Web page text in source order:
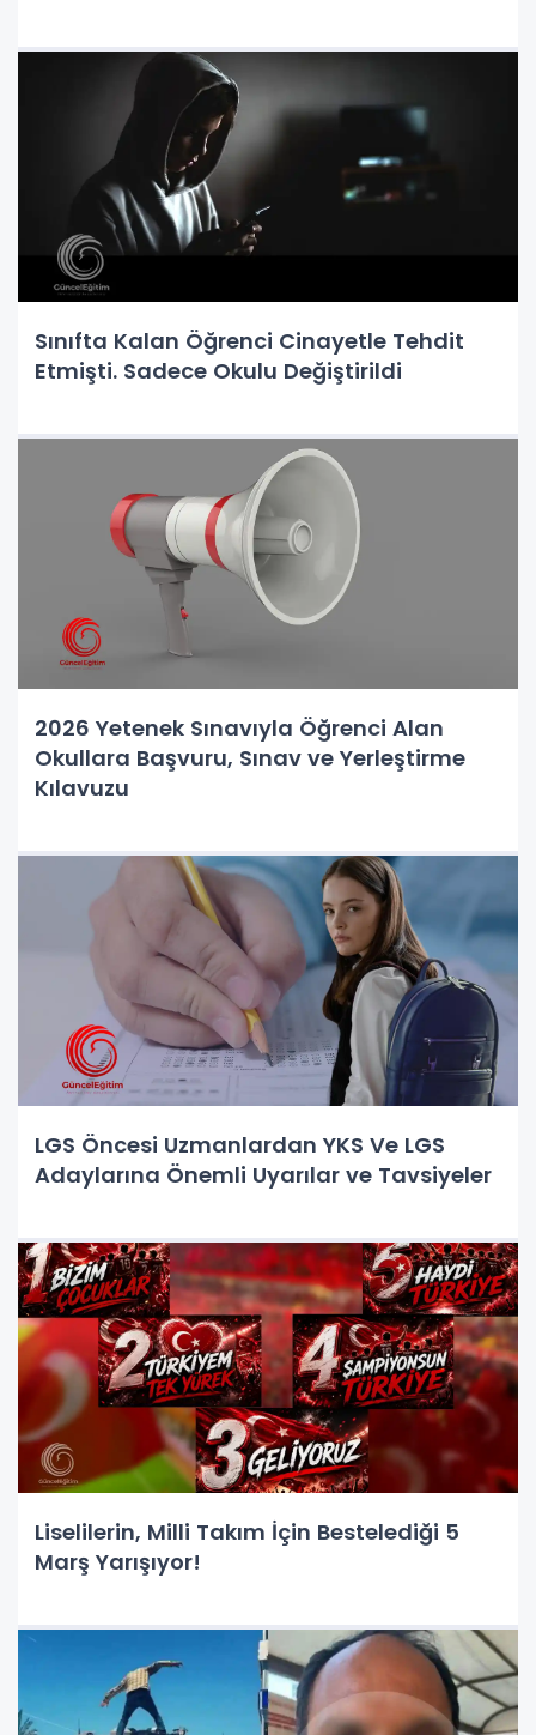
Sınıfta Kalan Öğrenci Cinayetle Tehdit
Etmişti. Sadece Okulu Değiştirildi
2026 Yetenek Sınavıyla Öğrenci Alan
Okullara Başvuru, Sınav ve Yerleştirme
Kılavuzu
LGS Öncesi Uzmanlardan YKS Ve LGS
Adaylarına Önemli Uyarılar ve Tavsiyeler
Liselilerin, Milli Takım İçin Bestelediği 5
Marş Yarışıyor!